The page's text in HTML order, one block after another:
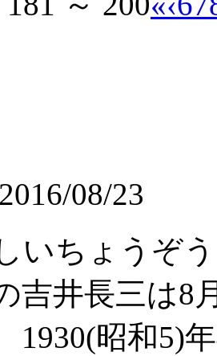
08/23
いちょうぞ
吉井長三は8
昭和5)